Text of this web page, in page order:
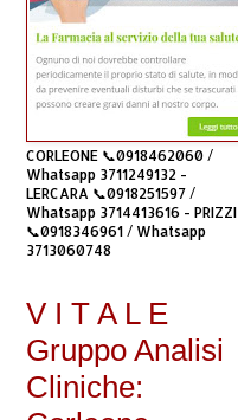
CORLEONE 📞0918462060 /
Whatsapp 3711249132 -
LERCARA 📞0918251597 /
Whatsapp 3714413616 - PRIZZI
📞0918346961 / Whatsapp
3713060748
V I T A L E
Gruppo Analisi
Cliniche: